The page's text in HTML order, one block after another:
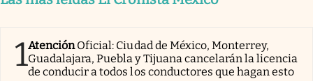
1AtenciónOficial: Ciudad de México, Monterrey,
Guadalajara, Puebla y Tijuana cancelarán la licencia
de conducir a todos los conductores que hagan esto